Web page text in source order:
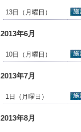
13日（月曜日）
2013年6月
10日（月曜日）
2013年7月
1日（月曜日）
2013年8月